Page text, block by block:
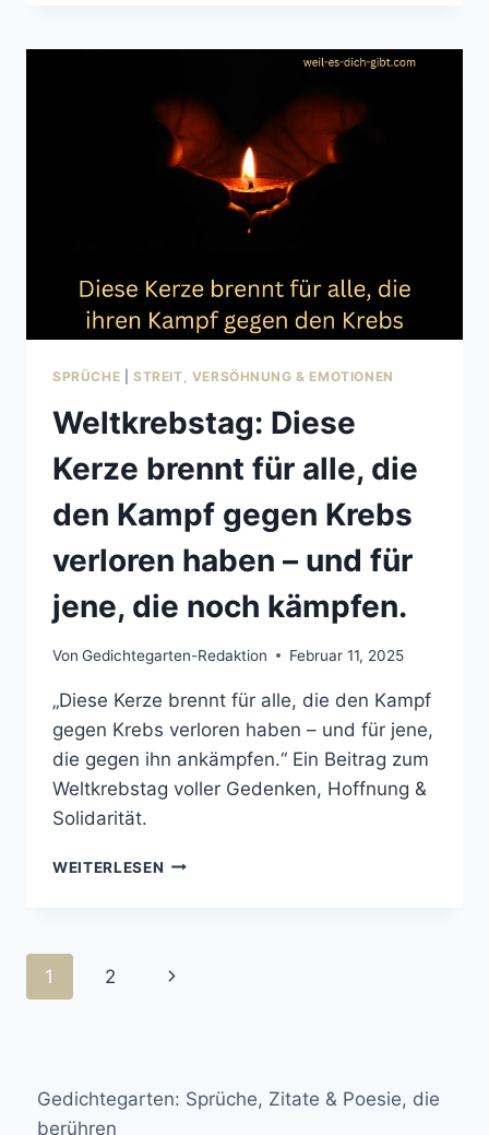
SPRÜCHE STREIT, VERSÖHNUNG & EMOTIONEN
Weltkrebstag: Diese
Kerze brennt für alle, die
den Kampf gegen Krebs
verloren haben – und für
jene, die noch kämpfen.
Von Gedichtegarten-Redaktion Februar 11, 2025
„Diese Kerze brennt für alle, die den Kampf
gegen Krebs verloren haben – und für jene,
die gegen ihn ankämpfen.“ Ein Beitrag zum
Weltkrebstag voller Gedenken, Hoffnung &
Solidarität.
WEITERLESEN WELTKREBSTAG:
ALLE,
KREBS
VERLOREN
Seitennavigation
1 2
Nächste
Gedichtegarten: Sprüche, Zitate & Poesie, die
berühren